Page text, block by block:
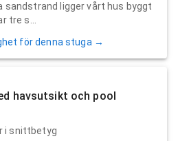
sandstrand ligger vårt hus byggt
tre s...
för denna stuga →
havsutsikt och pool
i snittbetyg